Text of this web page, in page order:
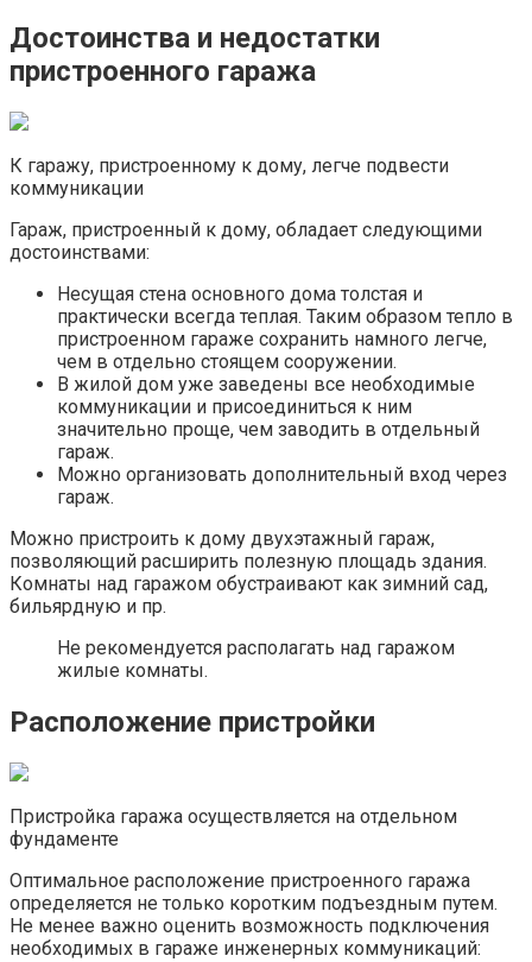
Достоинства и недостатки
пристроенного гаража
К гаражу, пристроенному к дому, легче подвести
коммуникации
Гараж, пристроенный к дому, обладает следующими
достоинствами:
Несущая стена основного дома толстая и
практически всегда теплая. Таким образом тепло в
пристроенном гараже сохранить намного легче,
чем в отдельно стоящем сооружении.
В жилой дом уже заведены все необходимые
коммуникации и присоединиться к ним
значительно проще, чем заводить в отдельный
гараж.
Можно организовать дополнительный вход через
гараж.
Можно пристроить к дому двухэтажный гараж,
позволяющий расширить полезную площадь здания.
Комнаты над гаражом обустраивают как зимний сад,
бильярдную и пр.
Не рекомендуется располагать над гаражом
жилые комнаты.
Расположение пристройки
Пристройка гаража осуществляется на отдельном
фундаменте
Оптимальное расположение пристроенного гаража
определяется не только коротким подъездным путем.
Не менее важно оценить возможность подключения
необходимых в гараже инженерных коммуникаций: